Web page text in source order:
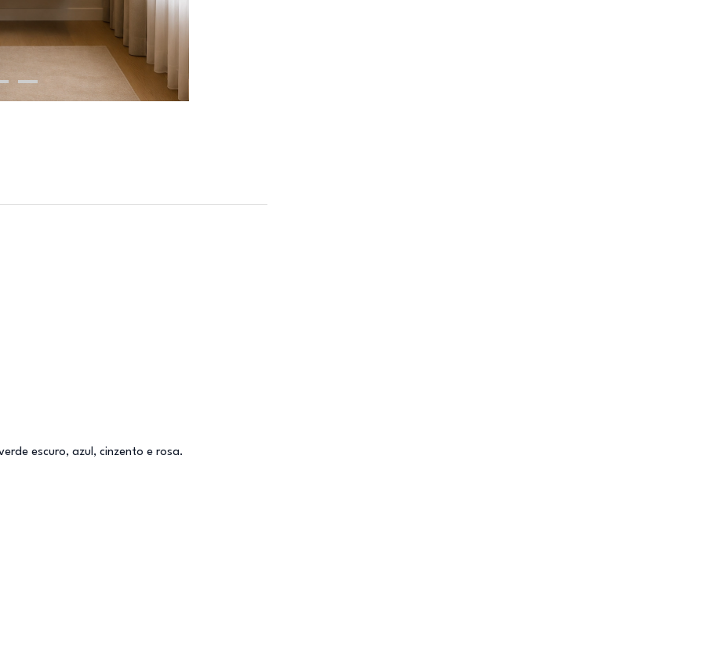
escuro, azul, cinzento e rosa.